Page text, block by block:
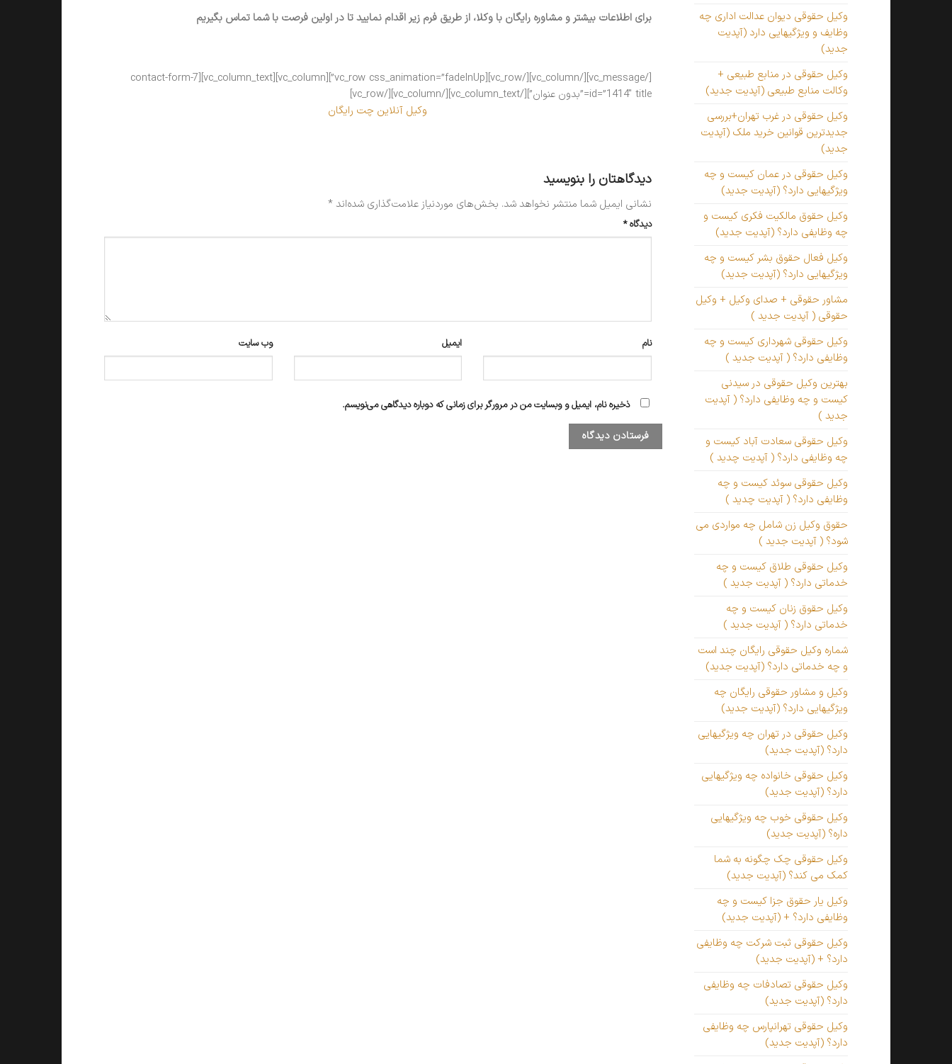
وکیل حقوقی دیوان عدالت اداری چه
وظایف و ویژگیهایی دارد (آپدیت
جدید)
وکیل حقوقی در منابع طبیعی +
وکالت منابع طبیعی (آپدیت جدید)
وکیل حقوقی در غرب تهران+بررسی
جدیدترین قوانین خرید ملک (آپدیت
جدید)
وکیل حقوقی در عمان کیست و چه
ویژگیهایی دارد؟ (آپدیت جدید)
وکیل حقوق مالکیت فکری کیست و
چه وظایفی دارد؟ (آپدیت جدید)
وکیل فعال حقوق بشر کیست و چه
ویژگیهایی دارد؟ (آپدیت جدید)
مشاور حقوقی + صدای وکیل + وکیل
حقوقی ( آپدیت جدید )
وکیل حقوقی شهرداری کیست و چه
وظایفی دارد؟ ( آپدیت جدید )
بهترین وکیل حقوقی در سیدنی
کیست و چه وظایفی دارد؟ ( آپدیت
جدید )
وکیل حقوقی سعادت آباد کیست و
چه وظایفی دارد؟ ( آپدیت چدید )
وکیل حقوقی سوئد کیست و چه
وظایفی دارد؟ ( آپدیت چدید )
حقوق وکیل زن شامل چه مواردی می
شود؟ ( آپدیت جدید )
وکیل حقوقی طلاق کیست و چه
خدماتی دارد؟ ( آپدیت جدید )
وکیل حقوق زنان کیست و چه
خدماتی دارد؟ ( آپدیت جدید )
شماره وکیل حقوقی رایگان چند است
و چه خدماتی دارد؟ (آپدیت جدید)
وکیل و مشاور حقوقی رایگان چه
ویژگیهایی دارد؟ (آپدیت جدید)
وکیل حقوقی در تهران چه ویژگیهایی
دارد؟ (آپدیت جدید)
وکیل حقوقی خانواده چه ویژگیهایی
دارد؟ (آپدیت جدید)
وکیل حقوقی خوب چه ویژگیهایی
داره؟ (آپدیت جدید)
وکیل حقوقی چک چگونه به شما
کمک می کند؟ (آپدیت جدید)
وکیل یار حقوق جزا کیست و چه
وظایفی دارد؟ + (آپدیت جدید)
وکیل حقوقی ثبت شرکت چه وظایفی
دارد؟ + (آپدیت جدید)
وکیل حقوقی تصادفات چه وظایفی
دارد؟ (آپدیت جدید)
وکیل حقوقی تهرانپارس چه وظایفی
دارد؟ (آپدیت جدید)
برای اطلاعات بیشتر و مشاوره رایگان با وکلا، از طریق فرم زیر اقدام نمایید تا در اولین فرصت با شما تماس بگیریم
[/vc_message][/vc_column][/vc_row][vc_row css_animation=”fadeInUp”][vc_column][vc_column_text][contact-form-7
id=”1414″ title=”بدون عنوان”][/vc_column_text][/vc_column][/vc_row]
وکیل آنلاین چت رایگان
دیدگاهتان را بنویسید
نشانی ایمیل شما منتشر نخواهد شد. بخش‌های موردنیاز علامت‌گذاری شده‌اند*
دیدگاه*
نام ایمیل وب‌ سایت
ذخیره نام، ایمیل و وبسایت من در مرورگر برای زمانی که دوباره دیدگاهی می‌نویسم.